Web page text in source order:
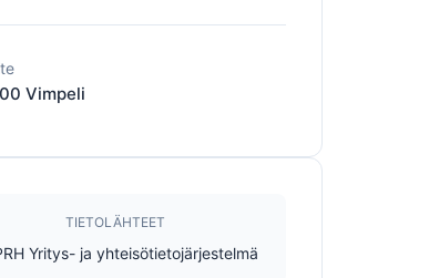
Vimpeli
TIETOLÄHTEET
Yritys- ja yhteisötietojärjestelmä